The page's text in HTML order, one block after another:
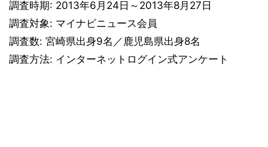
調査時期: 2013年6月24日～2013年8月27日
調査対象: マイナビニュース会員
調査数: 宮崎県出身9名／鹿児島県出身8名
調査方法: インターネットログイン式アンケート